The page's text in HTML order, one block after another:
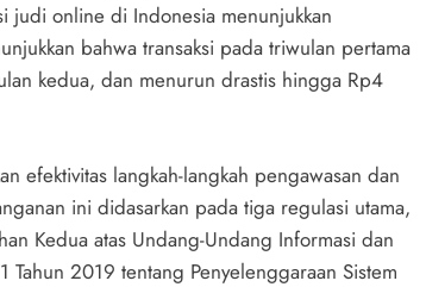
judi online di Indonesia menunjukkan
bahwa transaksi pada triwulan pertama
kedua, dan menurun drastis hingga Rp4
efektivitas langkah-langkah pengawasan dan
ini didasarkan pada tiga regulasi utama,
Kedua atas Undang-Undang Informasi dan
Tahun 2019 tentang Penyelenggaraan Sistem